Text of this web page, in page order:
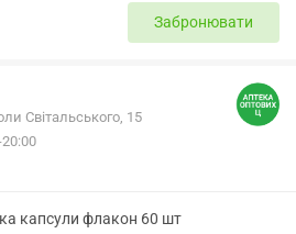
Забронювати
Світальського, 15
капсули флакон 60 шт